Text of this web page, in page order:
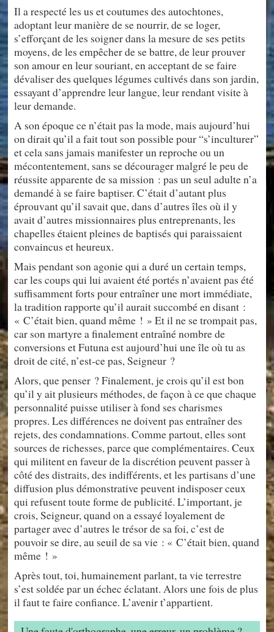
Il a respecté les us et coutumes des autochtones,
adoptant leur manière de se nourrir, de se loger,
s’efforçant de les soigner dans la mesure de ses petits
moyens, de les empêcher de se battre, de leur prouver
son amour en leur souriant, en acceptant de se faire
dévaliser des quelques légumes cultivés dans son jardin,
essayant d’apprendre leur langue, leur rendant visite à
leur demande.
A son époque ce n’était pas la mode, mais aujourd’hui
on dirait qu’il a fait tout son possible pour “s’inculturer”
et cela sans jamais manifester un reproche ou un
mécontentement, sans se décourager malgré le peu de
réussite apparente de sa mission : pas un seul adulte n’a
demandé à se faire baptiser. C’était d’autant plus
éprouvant qu’il savait que, dans d’autres îles où il y
avait d’autres missionnaires plus entreprenants, les
chapelles étaient pleines de baptisés qui paraissaient
convaincus et heureux.
Mais pendant son agonie qui a duré un certain temps,
car les coups qui lui avaient été portés n’avaient pas été
suffisamment forts pour entraîner une mort immédiate,
la tradition rapporte qu’il aurait succombé en disant :
« C’était bien, quand même ! » Et il ne se trompait pas,
car son martyre a finalement entraîné nombre de
conversions et Futuna est aujourd’hui une île où tu as
droit de cité, n’est-ce pas, Seigneur ?
Alors, que penser ? Finalement, je crois qu’il est bon
qu’il y ait plusieurs méthodes, de façon à ce que chaque
personnalité puisse utiliser à fond ses charismes
propres. Les différences ne doivent pas entraîner des
rejets, des condamnations. Comme partout, elles sont
sources de richesses, parce que complémentaires. Ceux
qui militent en faveur de la discrétion peuvent passer à
côté des distraits, des indifférents, et les partisans d’une
diffusion plus démonstrative peuvent indisposer ceux
qui refusent toute forme de publicité. L’important, je
crois, Seigneur, quand on a essayé loyalement de
partager avec d’autres le trésor de sa foi, c’est de
pouvoir se dire, au seuil de sa vie : « C’était bien, quand
même ! »
Après tout, toi, humainement parlant, ta vie terrestre
s’est soldée par un échec éclatant. Alors une fois de plus
il faut te faire confiance. L’avenir t’appartient.